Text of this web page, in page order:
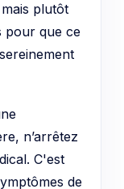
plutôt
pour que ce
n’arrêtez
C'est
de